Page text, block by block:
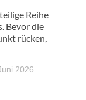
Reihe
Bevor die
rücken,
2026